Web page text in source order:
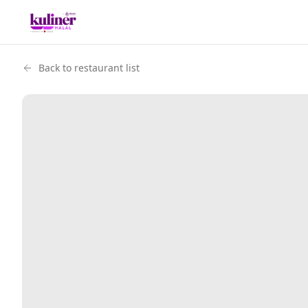
Back to restaurant list